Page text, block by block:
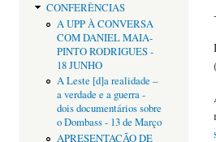
CONFERÊNCIAS
A UPP À CONVERSA
COM DANIEL MAIA-
PINTO RODRIGUES -
18 JUNHO
A Leste [d]a realidade –
a verdade e a guerra -
dois documentários sobre
o Dombass - 13 de Março
APRESENTAÇÃO DE